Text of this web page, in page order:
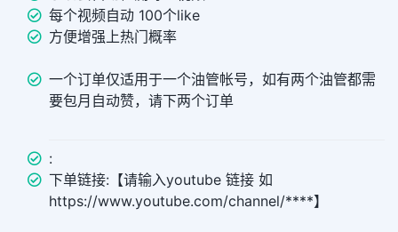
每个视频自动 100个like
方便增强上热门概率
一个订单仅适用于一个油管帐号，如有两个油管都需
要包月自动赞，请下两个订单
:
下单链接:【请输入youtube 链接 如
https://www.youtube.com/channel/****】